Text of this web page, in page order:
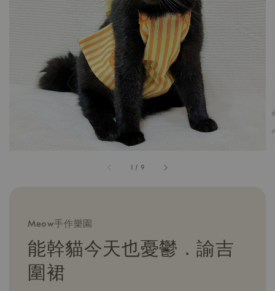
1 / 9
Meow手作樂園
能幹貓今天也憂鬱．諭吉
圍裙